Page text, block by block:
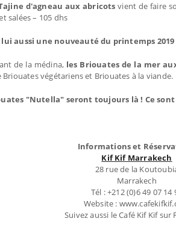
d'agneau aux abricotsvient de faire
salées – 105 dhs
lui aussi une nouveauté du printemps 2019
de la médina, les Briouates de la mer
végétariens et Briouates à la viande.
"Nutella" seront toujours là ! Ce
Informations et
Kif Kif Marrakech
28 rue de la
Marrakech
Tél : +212 (0)6 49 07 14
Website :
Suivez aussi le Café Kif Kif sur